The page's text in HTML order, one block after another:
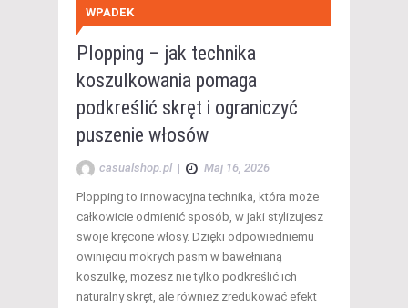
WPADEK
Plopping – jak technika
koszulkowania pomaga
podkreślić skręt i ograniczyć
puszenie włosów
casualshop.pl | Maj 16, 2026
Plopping to innowacyjna technika, która może
całkowicie odmienić sposób, w jaki stylizujesz
swoje kręcone włosy. Dzięki odpowiedniemu
owinięciu mokrych pasm w bawełnianą
koszulkę, możesz nie tylko podkreślić ich
naturalny skręt, ale również zredukować efekt